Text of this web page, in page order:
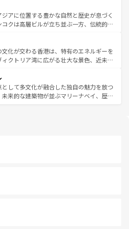
がら、韓国の多彩な魅力を心ゆくまで味
わってみてほしい。 なお、新着の韓国情報はコンテンツ一
しい。
伝統が息づく。ハノイの古い町並みやホ
ンス統治時代の建物も、独特の雰囲気を
また、バラエティの豊かさとおいしさで
インミー、ベトナムコーヒーなどは、ぜ
い。どの地域を訪れてもあたたかい人々
くれるので、きっと忘れられない旅にな
アに位置する豊かな自然と歴史が息づく
クは高層ビルが立ち並ぶ一方、伝統的な
いる。北部ではチェンマイなどの山岳地
い、南部ではプーケットやクラビの美し
ト気分を楽しむことができる。タイ料理
年中温暖で、どの季節にも異なる楽しみ
しみやすいタイの人々、仏教を中心とし
様な観光資源が、訪れる旅人を魅了し続
化が交わる香港は、特有のエネルギーを
クトリア湾に広がる壮大な景色、近未来
も感動するはず。観光スポットが密集し
見どころを回れるのも魅力。息をのむよ
的な体験まで、香港を存分に楽しみ尽く
して多文化が融合した独自の魅力を放つ
来的な建築物が並ぶマリーナベイ、歴史
地元の風情を楽しめる外せないスポット